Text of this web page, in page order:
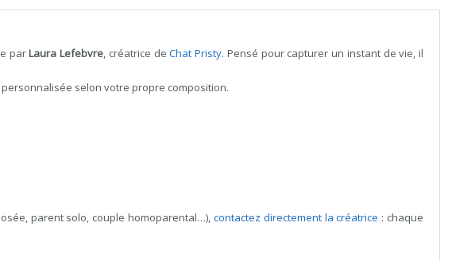
parLaura Lefebvre, créatrice deChat Pristy. Pensé pour capturer un instant de vie, il
selon votre propre composition.
parent solo, couple homoparental…), contactez directement la créatrice : chaque